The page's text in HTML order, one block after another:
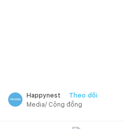
Happynest Theo dõi
Media/ Cộng đồng